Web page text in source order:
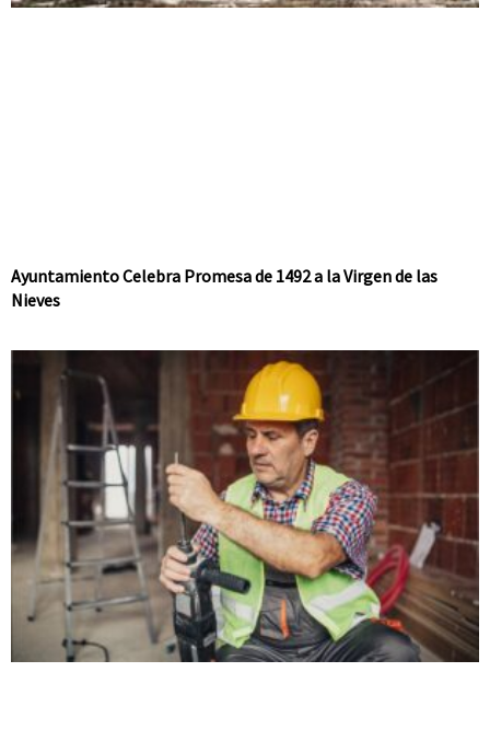
Ayuntamiento Celebra Promesa de 1492 a la Virgen de las
Nieves